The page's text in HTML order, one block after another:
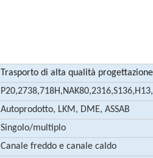
Trasporto di alta qualità
Autoprodotto, LKM, DME, ASSAB
Singolo/multiplo
Canale freddo e canale caldo